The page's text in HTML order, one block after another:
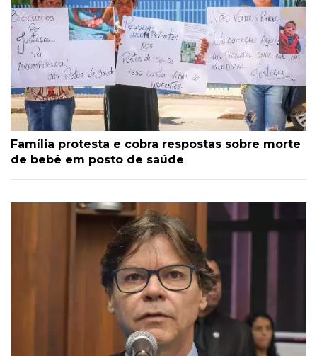
Família protesta e cobra respostas sobre morte
de bebê em posto de saúde